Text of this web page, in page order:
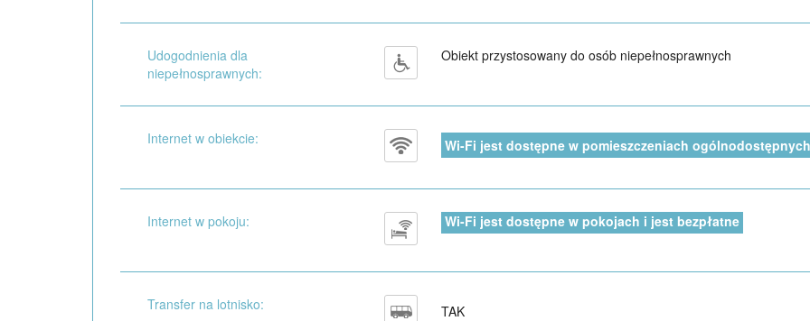
Udogodnienia dla
niepełnosprawnych:
Obiekt przystosowany do osób niepełnosprawnych
Internet w obiekcie: Wi-Fi jest dostępne w pomieszczeniach
Internet w pokoju: Wi-Fi jest dostępne w pokojach i jest bezpłatne
Transfer na lotnisko: TAK